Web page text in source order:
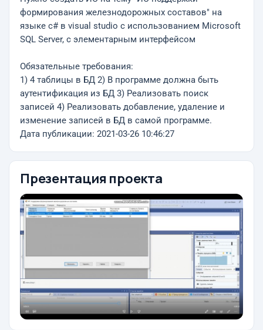
формирования железнодорожных составов" на
языке с# в visual studio с использованием Microsoft
SQL Server, c элементарным интерфейсом
Обязательные требования:
1) 4 таблицы в БД 2) В программе должна быть
аутентификация из БД 3) Реализовать поиск
записей 4) Реализовать добавление, удаление и
изменение записей в БД в самой программе.
Дата публикации: 2021-03-26 10:46:27
Презентация проекта